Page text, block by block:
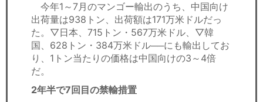
今年1～7月のマンゴー輸出のうち、中国向け
出荷量は938トン、出荷額は171万米ドルだっ
た。▽日本、715トン・567万米ドル、▽韓
国、628トン・384万米ドル──にも輸出してお
り、1トン当たりの価格は中国向けの3～4倍
だ。
2年半で7回目の禁輸措置